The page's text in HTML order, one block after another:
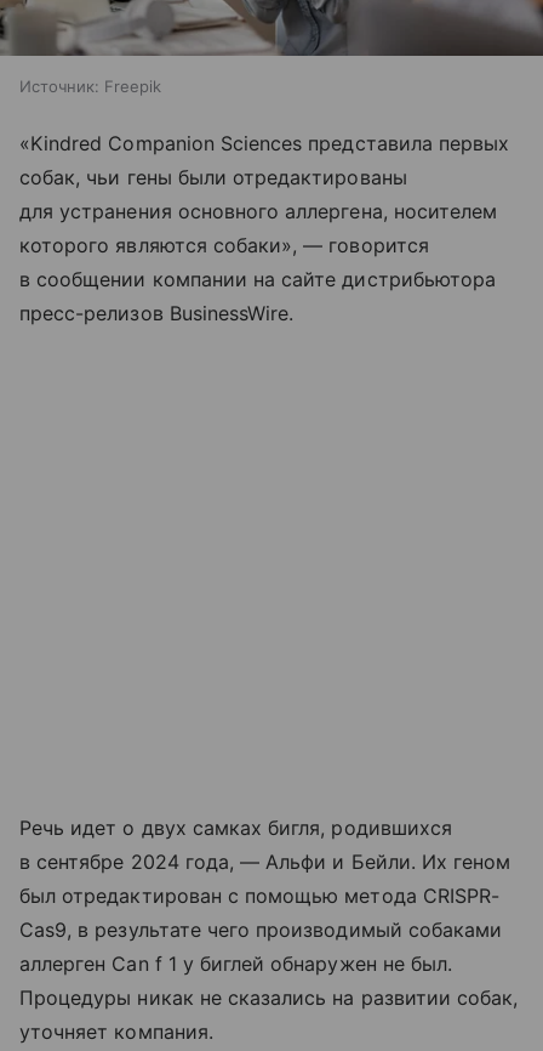
Источник: Freepik
«Kindred Companion Sciences представила первых
собак, чьи гены были отредактированы
для устранения основного аллергена, носителем
которого являются собаки», — говорится
в сообщении компании на сайте дистрибьютора
пресс-релизов BusinessWire.
Речь идет о двух самках бигля, родившихся
в сентябре 2024 года, — Альфи и Бейли. Их геном
был отредактирован с помощью метода CRISPR-
Cas9, в результате чего производимый собаками
аллерген Can f 1 у биглей обнаружен не был.
Процедуры никак не сказались на развитии собак,
уточняет компания.